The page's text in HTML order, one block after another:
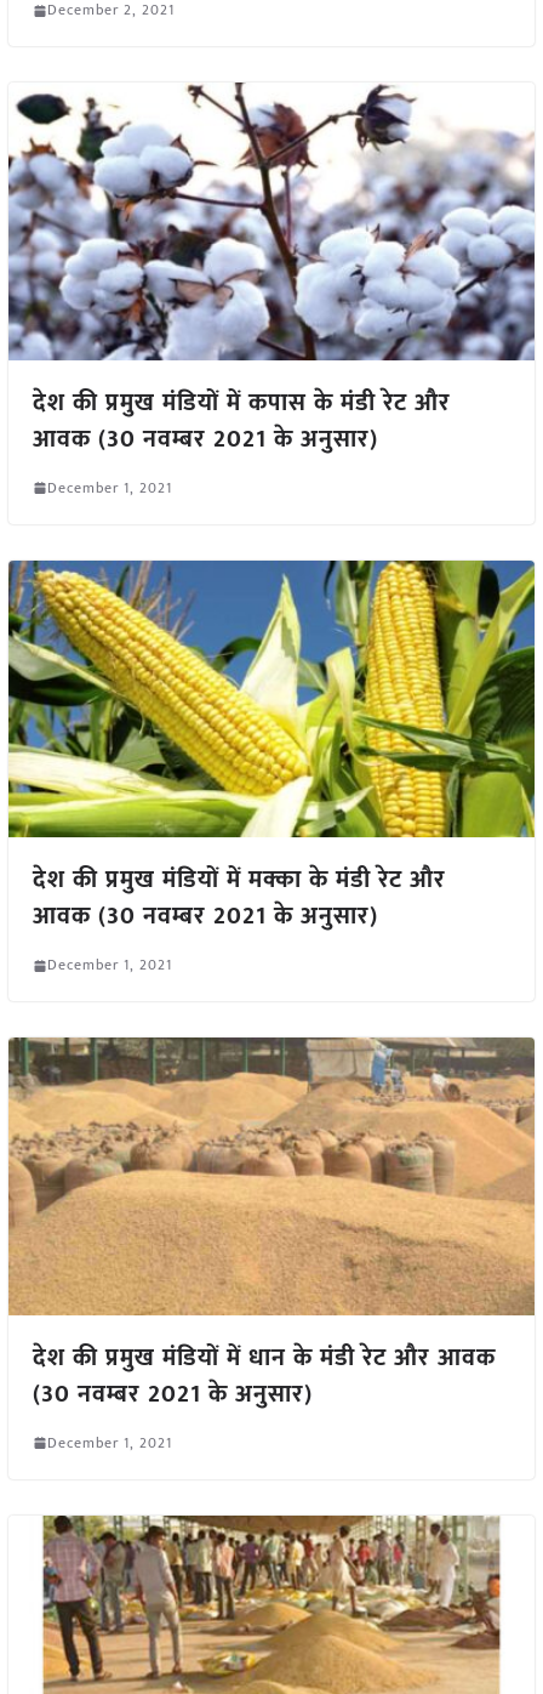
December 2, 2021
देश की प्रमुख मंडियों में कपास के मंडी रेट और
आवक (30 नवम्बर 2021 के अनुसार)
December 1, 2021
देश की प्रमुख मंडियों में मक्का के मंडी रेट और
आवक (30 नवम्बर 2021 के अनुसार)
December 1, 2021
देश की प्रमुख मंडियों में धान के मंडी रेट और आवक
(30 नवम्बर 2021 के अनुसार)
December 1, 2021